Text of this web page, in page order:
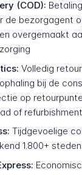
(COD):
de bezorgagent
overgemaakt
Volledig
bij de
op
of refurbishment
Tijdgevoelige
1.800+